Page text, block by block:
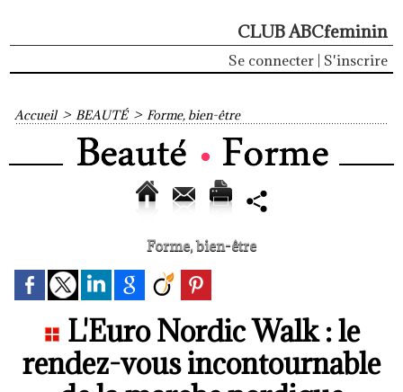
CLUB ABCfeminin
Se connecter S'inscrire
Accueil > BEAUTÉ > Forme, bien-être
Forme, bien-être
L'Euro Nordic Walk : le
rendez-vous incontournable